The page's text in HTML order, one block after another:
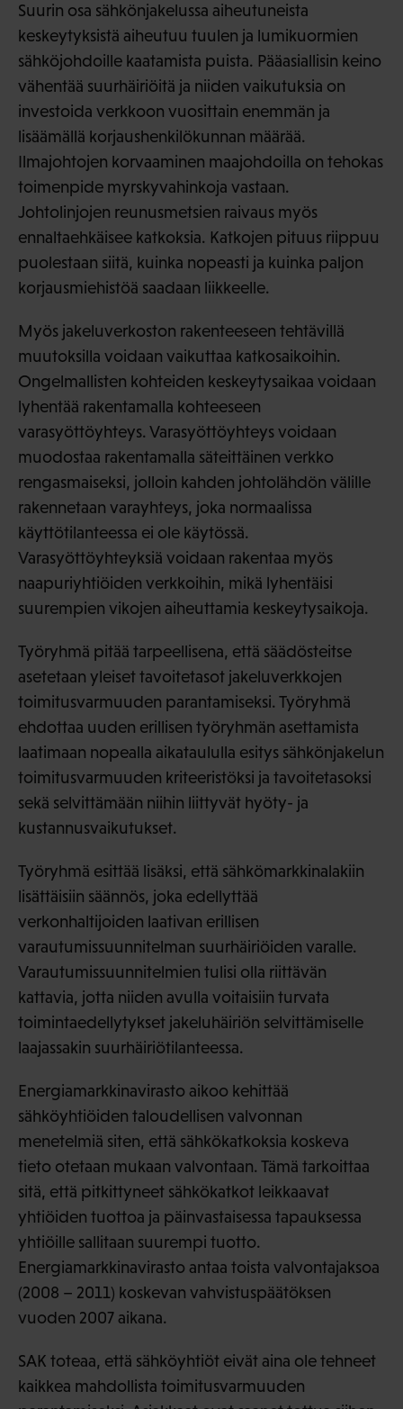
Suurin osa sähkönjakelussa aiheutuneista
keskeytyksistä aiheutuu tuulen ja lumikuormien
sähköjohdoille kaatamista puista. Pääasiallisin keino
vähentää suurhäiriöitä ja niiden vaikutuksia on
investoida verkkoon vuosittain enemmän ja
lisäämällä korjaushenkilökunnan määrää.
Ilmajohtojen korvaaminen maajohdoilla on tehokas
toimenpide myrskyvahinkoja vastaan.
Johtolinjojen reunusmetsien raivaus myös
ennaltaehkäisee katkoksia. Katkojen pituus riippuu
puolestaan siitä, kuinka nopeasti ja kuinka paljon
korjausmiehistöä saadaan liikkeelle.
Myös jakeluverkoston rakenteeseen tehtävillä
muutoksilla voidaan vaikuttaa katkosaikoihin.
Ongelmallisten kohteiden keskeytysaikaa voidaan
lyhentää rakentamalla kohteeseen
varasyöttöyhteys. Varasyöttöyhteys voidaan
muodostaa rakentamalla säteittäinen verkko
rengasmaiseksi, jolloin kahden johtolähdön välille
rakennetaan varayhteys, joka normaalissa
käyttötilanteessa ei ole käytössä.
Varasyöttöyhteyksiä voidaan rakentaa myös
naapuriyhtiöiden verkkoihin, mikä lyhentäisi
suurempien vikojen aiheuttamia keskeytysaikoja.
Työryhmä pitää tarpeellisena, että säädösteitse
asetetaan yleiset tavoitetasot jakeluverkkojen
toimitusvarmuuden parantamiseksi. Työryhmä
ehdottaa uuden erillisen työryhmän asettamista
laatimaan nopealla aikataululla esitys sähkönjakelun
toimitusvarmuuden kriteeristöksi ja tavoitetasoksi
sekä selvittämään niihin liittyvät hyöty- ja
kustannusvaikutukset.
Työryhmä esittää lisäksi, että sähkömarkkinalakiin
lisättäisiin säännös, joka edellyttää
verkonhaltijoiden laativan erillisen
varautumissuunnitelman suurhäiriöiden varalle.
Varautumissuunnitelmien tulisi olla riittävän
kattavia, jotta niiden avulla voitaisiin turvata
toimintaedellytykset jakeluhäiriön selvittämiselle
laajassakin suurhäiriötilanteessa.
Energiamarkkinavirasto aikoo kehittää
sähköyhtiöiden taloudellisen valvonnan
menetelmiä siten, että sähkökatkoksia koskeva
tieto otetaan mukaan valvontaan. Tämä tarkoittaa
sitä, että pitkittyneet sähkökatkot leikkaavat
yhtiöiden tuottoa ja päinvastaisessa tapauksessa
yhtiöille sallitaan suurempi tuotto.
Energiamarkkinavirasto antaa toista valvontajaksoa
(2008 – 2011) koskevan vahvistuspäätöksen
vuoden 2007 aikana.
SAK toteaa, että sähköyhtiöt eivät aina ole tehneet
kaikkea mahdollista toimitusvarmuuden